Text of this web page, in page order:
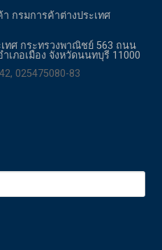
กรมการค้าต่างประเทศ
ทศ กระทรวงพาณิชย์ 563 ถนน
เภอเมือง จังหวัดนนทบุรี 11000
025475080-83